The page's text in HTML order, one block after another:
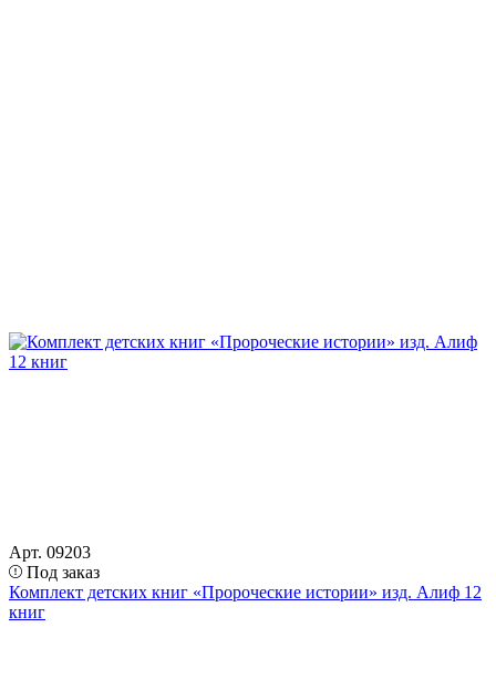
Арт. 09203
Под заказ
Комплект детских книг «Пророческие истории» изд. Алиф 12
книг